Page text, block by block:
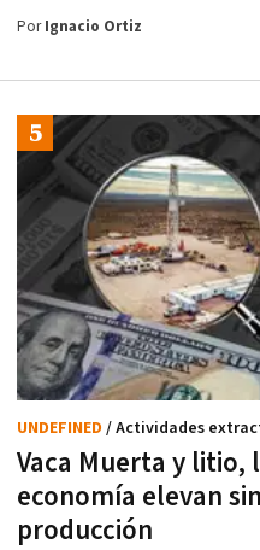
PorIgnacio Ortiz
Vaca Muerta y litio,
economía elevan
producción
UNDEFINED / Actividades